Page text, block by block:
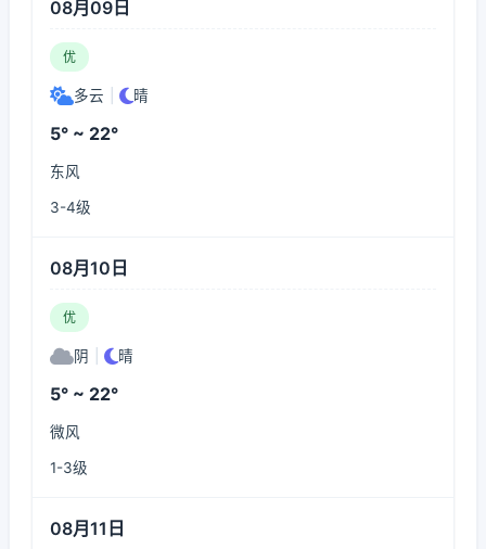
08月09日
优
多云 晴
5° ~ 22°
东风
3-4级
08月10日
优
阴 晴
5° ~ 22°
微风
1-3级
08月11日